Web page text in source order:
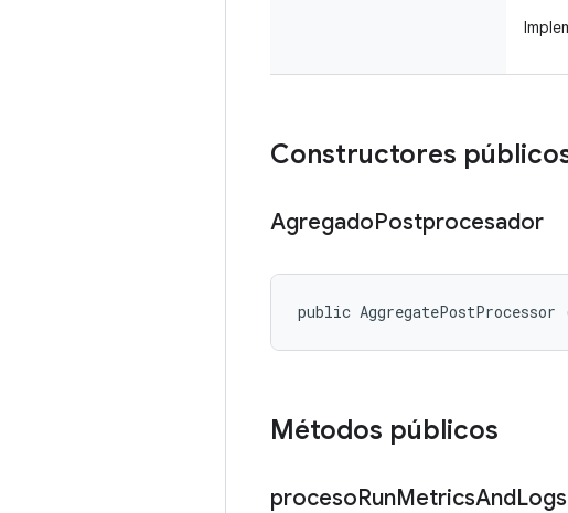
Constructores
AgregadoPostprocesador
public AggregatePostProcessor
Métodos públicos
procesoRunMetricsAndLogs